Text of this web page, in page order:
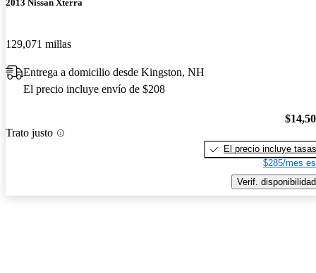
2013 Nissan Xterra
129,071 millas
Entrega a domicilio desde Kingston, NH
El precio incluye envío de $208
Trato justo
El precio incluye tasas
$285/mes
Verif. disponibilidad